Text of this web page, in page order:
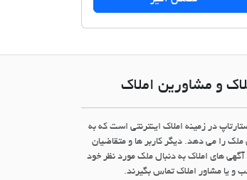
و مشاورین املاک
در زمینه املاک اینترنتی است که به
ملک را می دهد. دیگر کاربر ها و متقاضیان
آگهی های املاک به دنبال ملک مورد نظر خود
و یا مشاور املاک تماس بگیرند.